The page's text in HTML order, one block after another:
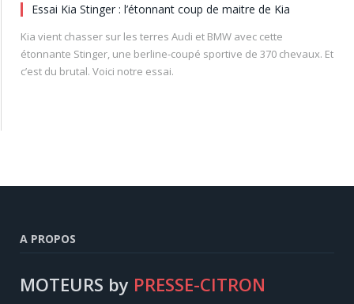
Essai Kia Stinger : l’étonnant coup de maitre de Kia
Kia vient chasser sur les terres Audi et BMW avec cette
étonnante Stinger, une berline-coupé sportive de 370 chevaux. Et
c’est du brutal. Voici notre essai.
A PROPOS
MOTEURS by PRESSE-CITRON